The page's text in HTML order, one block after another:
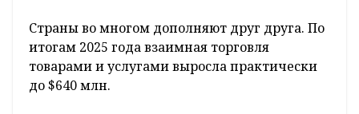
Страны во многом дополняют друг друга. По
итогам 2025 года взаимная торговля
товарами и услугами выросла практически
до $640 млн.